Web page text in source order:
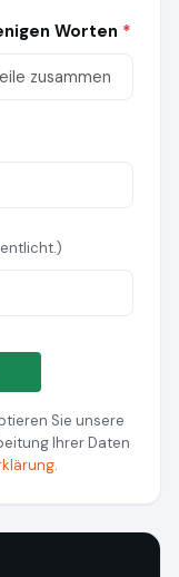
Worten *
Sie unsere
Ihrer Daten
.